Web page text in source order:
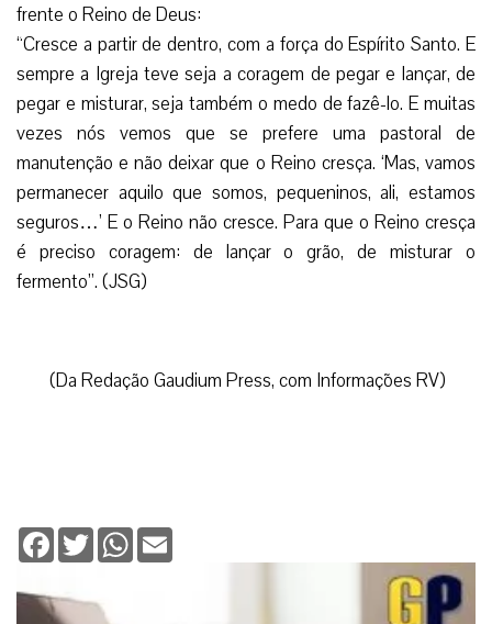
frente o Reino de Deus:
“Cresce a partir de dentro, com a força do Espírito Santo. E
sempre a Igreja teve seja a coragem de pegar e lançar, de
pegar e misturar, seja também o medo de fazê-lo. E muitas
vezes nós vemos que se prefere uma pastoral de
manutenção e não deixar que o Reino cresça. ‘Mas, vamos
permanecer aquilo que somos, pequeninos, ali, estamos
seguros…’ E o Reino não cresce. Para que o Reino cresça
é preciso coragem: de lançar o grão, de misturar o
fermento”. (JSG)
(Da Redação Gaudium Press, com Informações RV)
Facebook
TwitterWhatsApp